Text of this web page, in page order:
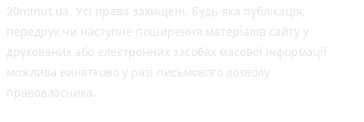
20minut.ua. Усі права захищені. Будь-яка публiкацiя,
передрук чи наступне поширення матеріалів сайту у
друкованих або електронних засобах масової інформації
можлива винятково у разі письмового дозволу
правовласника.